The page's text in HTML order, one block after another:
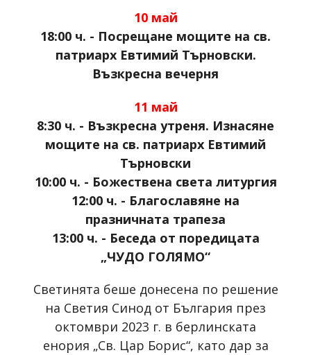
10 май
18:00 ч. - Посрещане мощите на св.
патриарх Евтимий Търновски.
Възкресна вечерня
11 май
8:30 ч. - Възкресна утреня. Изнасяне
мощите на св. патриарх Евтимий
Търновски
10:00 ч. - Божествена света литургия
12:00 ч. - Благославяне на
празничната трапеза
13:00 ч. - Беседа от поредицата
„ЧУДО ГОЛЯМО“
Светинята беше донесена по решение
на Светия Синод от България през
октомври 2023 г. в берлинската
енория „Св. Цар Борис“, като дар за